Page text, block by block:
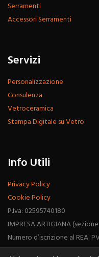
Serramenti
Accessori Serramenti
Servizi
Personalizzazione
Consulenza
Vetroceramica
Stampa Digitale su Vetro
Info Utili
Privacy Policy
Cookie Policy
P.Iva: 02595740180
IMPRESA ARTIGIANA
Numero d’iscrizione al REA:
Capitale sociale e quota